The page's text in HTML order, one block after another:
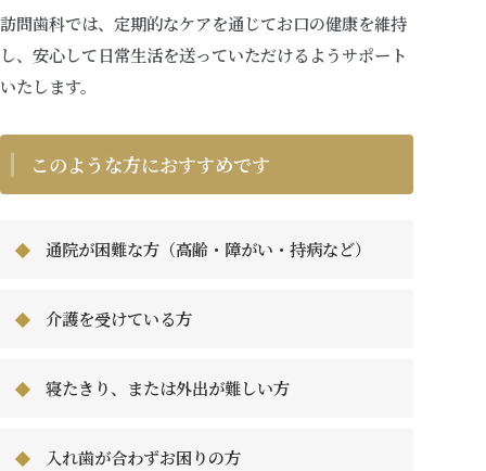
訪問歯科では、定期的なケアを通じてお口の健康を維持
し、安心して日常生活を送っていただけるようサポート
いたします。
このような方におすすめです
通院が困難な方（高齢・障がい・持病など）
介護を受けている方
寝たきり、または外出が難しい方
入れ歯が合わずお困りの方